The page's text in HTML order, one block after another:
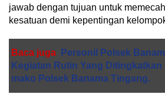
jawab dengan tujuan untuk
kesatuan demi kepentingan
Baca juga
Personil Polsek
Kegiatan Rutin Yang Ditingkatkan
mako Polsek Banama Tingang.